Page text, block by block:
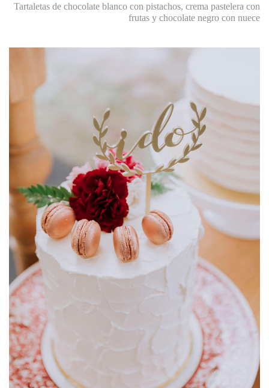
Tartaletas de chocolate blanco con pistachos, crema pastelera con
frutas y chocolate negro con nuece